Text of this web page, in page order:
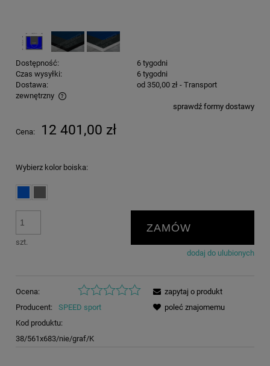
Dostępność:
6 tygodni
Czas wysyłki:
6 tygodni
Dostawa:
od 350,00 zł - Transport
zewnętrzny
Cena nie zawiera ewentualnych kosztów płatnościsprawdź formy dostawy
Cena: 12 401,00 zł
Wybierz kolor boiska:
szt.
ZAMÓW
dodaj do ulubionych
Ocena:
Producent:
SPEED sport
Kod produktu:
38/561x683/nie/graf/K
zapytaj o produkt
poleć znajomemu